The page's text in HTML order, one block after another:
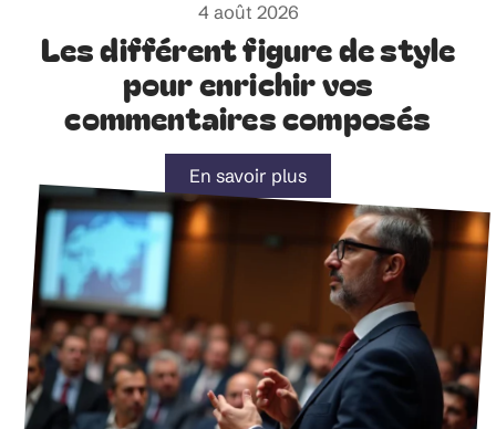
4 août 2026
Les différent figure de style
pour enrichir vos
commentaires composés
En savoir plus